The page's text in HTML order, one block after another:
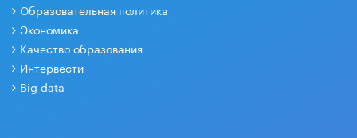
Образовательная политика
Экономика
Качество образования
Интервести
Big data